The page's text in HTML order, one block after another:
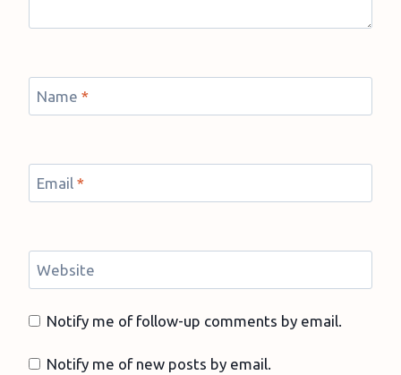
Name *
Email *
Website
Notify me of follow-up comments by email.
Notify me of new posts by email.